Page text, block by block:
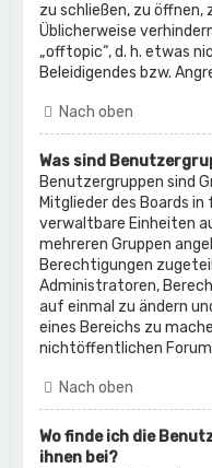
zu schließen, zu öffnen,
Üblicherweise
„offtopic“, d. h. etwas
Beleidigendes bzw.
Nach oben
Was sind
Benutzergruppen sind
Mitglieder des Boards
verwaltbare Einheiten
mehreren Gruppen
Berechtigungen
Administratoren,
auf einmal zu ändern
eines Bereichs zu
nichtöffentlichen Forum
Nach oben
Wo finde ich die
ihnen bei?